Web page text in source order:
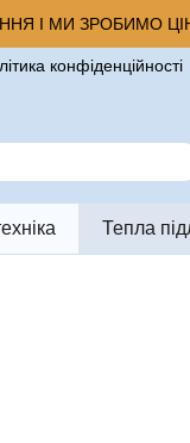
І МИ ЗРОБИМО
конфіденційності
Тепла